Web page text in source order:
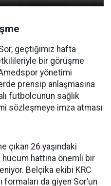
geçtiğimiz hafta
bir görüşme
yönetimi
prensip anlaşmasına
futbolcunun sağlık
sözleşmeye imza atması
çıkan 26 yaşındaki
hattına önemli bir
Belçika ekibi KRC
formaları da giyen Sor’un